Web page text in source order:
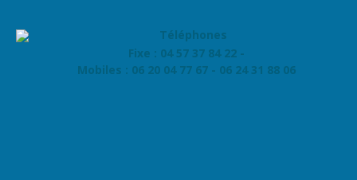
Fixe : 04 57 37 84 22 -
Mobiles : 06 20 04 77 67 - 06 24 31 88 06